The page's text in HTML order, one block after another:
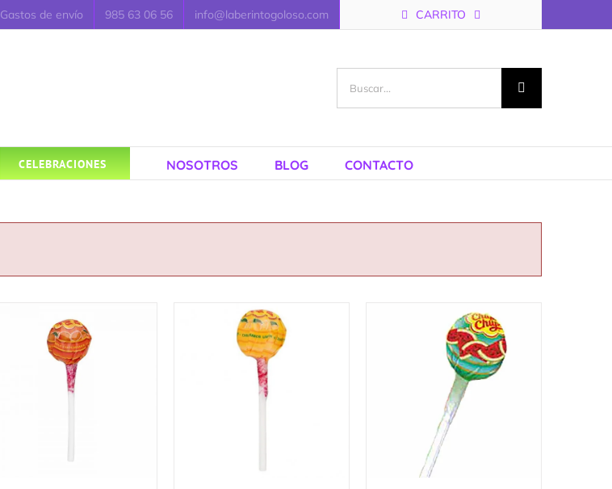
Gastos de envío 985 63 06 56 info@laberintogoloso.com CARRITO
CELEBRACIONES NOSOTROS BLOG CONTACTO